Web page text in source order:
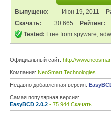
Выпущено: Июн 19, 2011
Скачать:
30 665
Рейтинг:
Tested: Free from spyware,
Официальный сайт: http://
Компания: NeoSmart Technologies
Недавно добавленная версия:
Самая популярная версия:
EasyBCD 2.0.2 - 75 944 Скачать